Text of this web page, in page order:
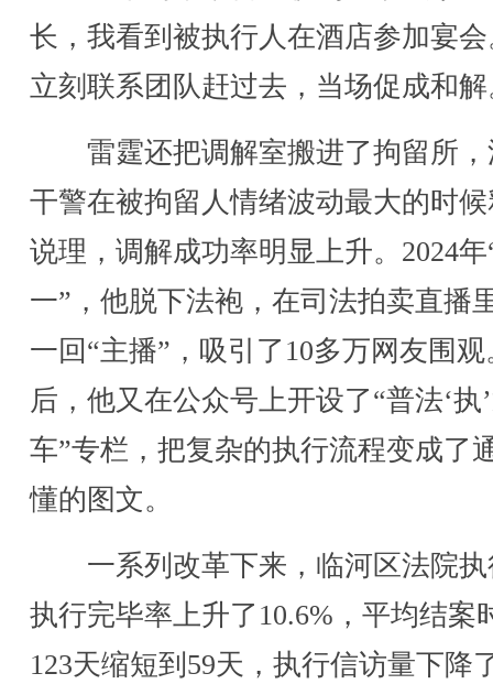
长，我看到被执行人在酒店参加宴会
立刻联系团队赶过去，当场促成和
雷霆还把调解室搬进了拘留所，
干警在被拘留人情绪波动最大的时
说理，调解成功率明显上升。2024
一”，他脱下法袍，在司法拍卖直播
一回“主播”，吸引了10多万网友围
后，他又在公众号上开设了“普法‘执
车”专栏，把复杂的执行流程变成了
懂的图文。
一系列改革下来，临河区法院执
执行完毕率上升了10.6%，平均结案
123天缩短到59天，执行信访量下降